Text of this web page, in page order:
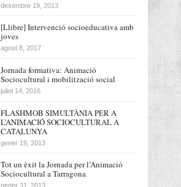
desembre 19, 2013
[Llibre] Intervenció socioeducativa amb
joves
agost 8, 2017
Jornada formativa: Animació
Sociocultural i mobilització social
juliol 14, 2016
FLASHMOB SIMULTÀNIA PER A
L’ANIMACIÓ SOCIOCULTURAL A
CATALUNYA
gener 19, 2013
Tot un èxit la Jornada per l’Animació
Sociocultural a Tarragona
gener 31, 2013